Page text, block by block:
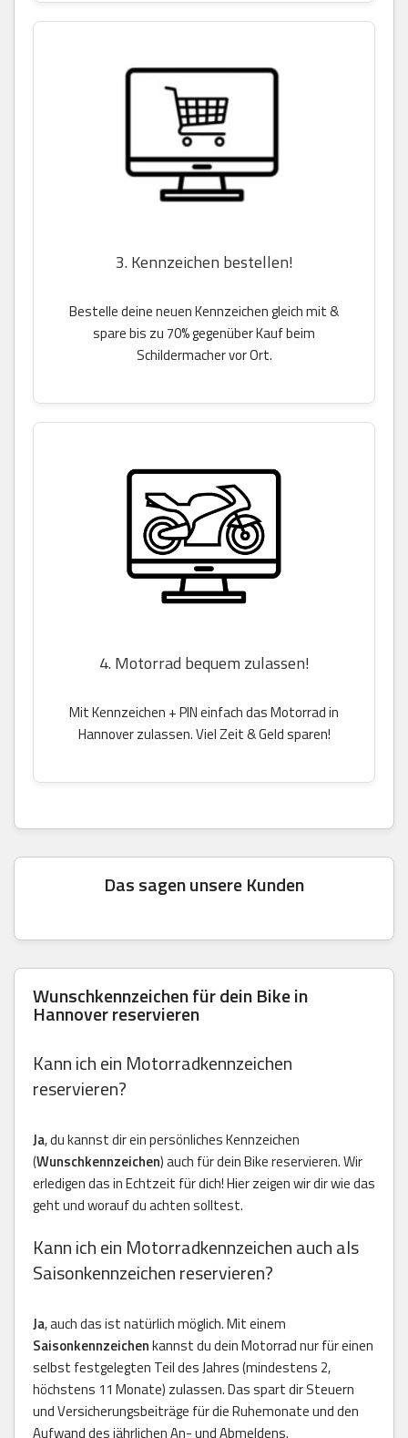
3. Kennzeichen bestellen!
Bestelle deine neuen Kennzeichen gleich mit &
spare bis zu 70% gegenüber Kauf beim
Schildermacher vor Ort.
4. Motorrad bequem zulassen!
Mit Kennzeichen + PIN einfach das Motorrad in
Hannover zulassen. Viel Zeit & Geld sparen!
Das sagen unsere Kunden
Wunschkennzeichen für dein Bike in
Hannover reservieren
Kann ich ein Motorradkennzeichen
reservieren?
Ja, du kannst dir ein persönliches Kennzeichen
(Wunschkennzeichen) auch für dein Bike reservieren. Wir
erledigen das in Echtzeit für dich! Hier zeigen wir dir wie das
geht und worauf du achten solltest.
Kann ich ein Motorradkennzeichen auch als
Saisonkennzeichen reservieren?
Ja, auch das ist natürlich möglich. Mit einem
Saisonkennzeichenkannst du dein Motorrad nur für einen
selbst festgelegten Teil des Jahres (mindestens 2,
höchstens 11 Monate) zulassen. Das spart dir Steuern
und Versicherungsbeiträge für die Ruhemonate und den
Aufwand des jährlichen An- und Abmeldens.